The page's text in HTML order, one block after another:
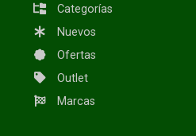
Categorías
Nuevos
Ofertas
Outlet
Marcas